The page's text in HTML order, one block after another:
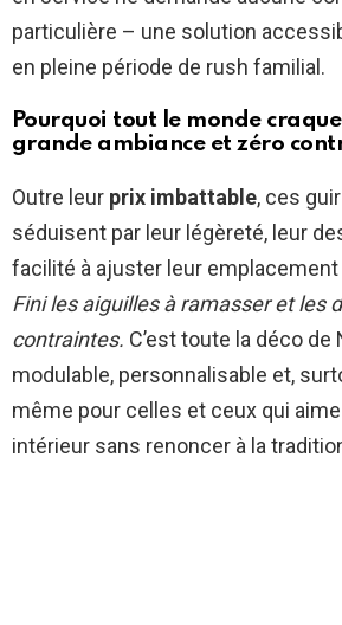
particulière – une solution
en pleine période de rush familial.
Pourquoi tout le monde
grande ambiance et zéro
Outre leur prix imbattable, ces
séduisent par leur légèreté, leur
facilité à ajuster leur
Fini les aiguilles à ramasser et les
contraintes. C’est toute la déco
modulable, personnalisable et,
même pour celles et ceux qui
intérieur sans renoncer à la